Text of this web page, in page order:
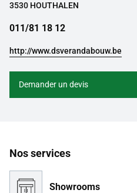
3530 HOUTHALEN
011/81 18 12
http://www.dsverandabouw.be
Demander un devis
Nos services
Showrooms